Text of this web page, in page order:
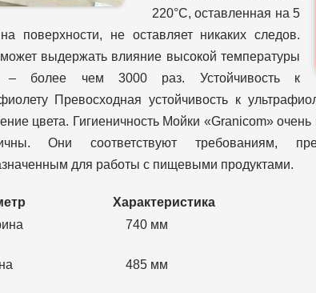
220°С, оставленная на 5
поверхности, не оставляет никаких следов.
выдержать влияние высокой температуры
– более чем 3000 раз. Устойчивость к
Превосходная устойчивость к
цвета. Гигиеничность Мойки «Granicom»
Они соответствуют требованиям,
для работы с пищевыми продуктами.
Характеристика
740 мм
485 мм